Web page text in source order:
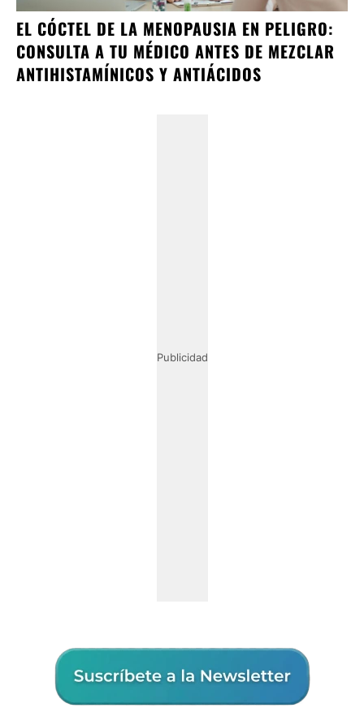
EL CÓCTEL DE LA MENOPAUSIA EN PELIGRO:
CONSULTA A TU MÉDICO ANTES DE MEZCLAR
ANTIHISTAMÍNICOS Y ANTIÁCIDOS
Publicidad